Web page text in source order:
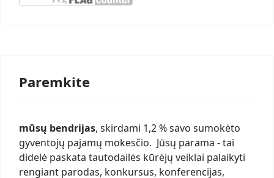
Paremkite
mūsų bendrijas, skirdami 1,2 % savo sumokėto
gyventojų pajamų mokesčio. Jūsų parama - tai
didelė paskata tautodailės kūrėjų veiklai palaikyti
rengiant parodas, konkursus, konferencijas,